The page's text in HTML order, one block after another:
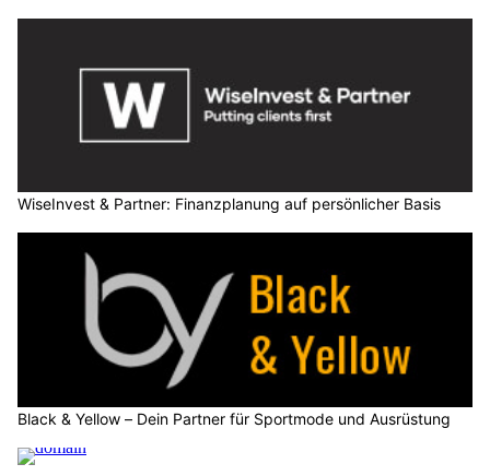
WiseInvest & Partner: Finanzplanung auf persönlicher Basis
Black & Yellow – Dein Partner für Sportmode und Ausrüstung